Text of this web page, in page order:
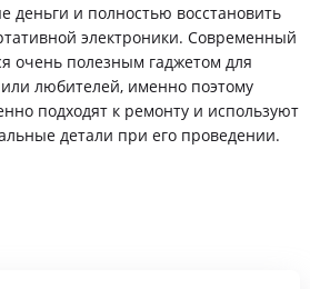
деньги и полностью восстановить
электроники. Современный
очень полезным гаджетом для
любителей, именно поэтому
подходят к ремонту и используют
детали при его проведении.